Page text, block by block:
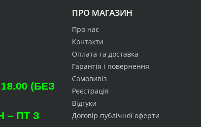
ПРО МАГАЗИН
Про нас
Контакти
Оплата та доставка
Гарантія і повернення
Самовивіз
Реєстрація
Відгуки
Договір публічної оферти
(БЕЗ
– ПТ З